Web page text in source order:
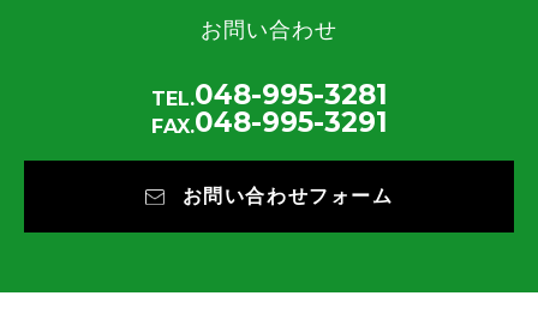
お問い合わせ
TEL.048-995-3281
FAX.048-995-3291
お問い合わせフォーム